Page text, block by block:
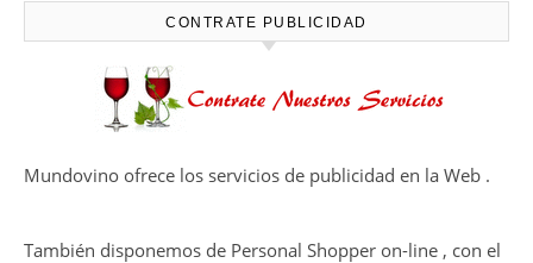
CONTRATE PUBLICIDAD
Mundovino ofrece los servicios de publicidad en la Web .
También disponemos de Personal Shopper on-line , con el